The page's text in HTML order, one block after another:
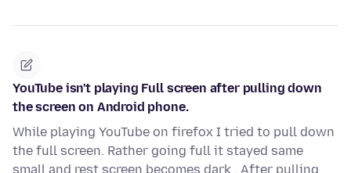
YouTube isn't playing Full screen after pulling down
the screen on Android phone.
While playing YouTube on firefox I tried to pull down
the full screen. Rather going full it stayed same
small and rest screen becomes dark . After pulling